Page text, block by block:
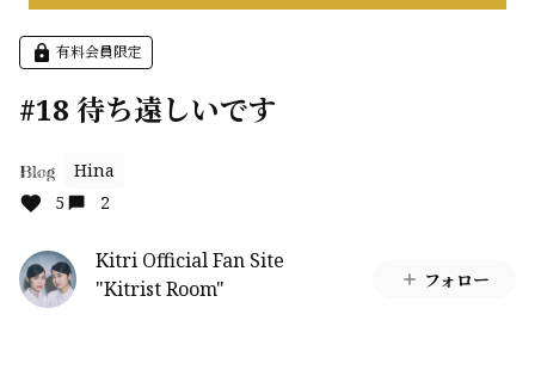
有料会員限定
#18 待ち遠しいです
Blog
Hina
5
2
Kitri Official Fan Site
"Kitrist Room"
フォロー